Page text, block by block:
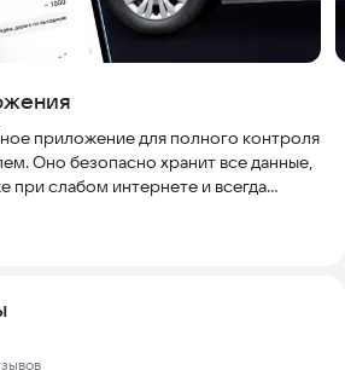
приложение для полного контроля
Оно безопасно хранит все данные,
при слабом интернете и всегда
состояние машины,